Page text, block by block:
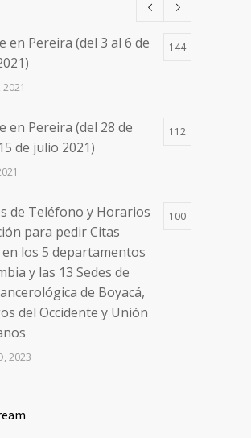
de Teléfono y Horarios
para pedir Citas
los 5 departamentos
de Boyacá,
del Occidente y Unión
en Pereira (del 3 al 6 de
144
2021
en Pereira (del 28 de
de julio 2021)
112
de Teléfono y Horarios
para pedir Citas
en los 5 departamentos
y las 13 Sedes de
de Boyacá,
del Occidente y Unión
100
2023